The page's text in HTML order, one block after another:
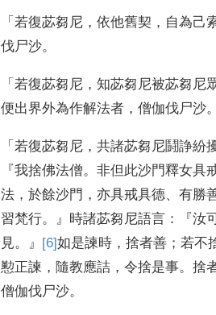
「若復苾芻尼 ，依他舊契 ， 自為己
伐尸沙。
「若復苾芻尼 ，知苾芻尼被苾芻尼
便出界外為作解法者 ，僧伽伐尸沙
「若復苾芻尼 ，共諸苾芻尼鬪諍紛
『我捨佛法僧。非但此沙門釋女具
法 ，於餘沙門 ，亦具戒具德、有勝
習梵行。』 時諸苾芻尼語言 ：『汝
見。』 [6]如是諫時 ，捨者善 ；若不
懃正諫 ， 隨教應詰 ，令捨是事。捨
僧伽伐尸沙。